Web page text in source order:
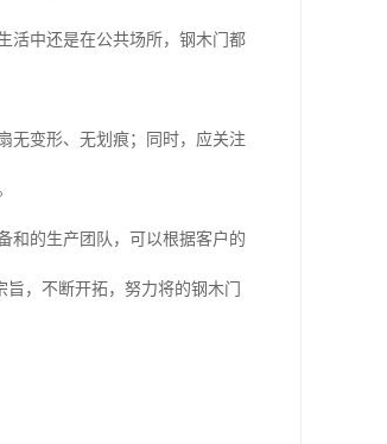
活中还是在公共场所，钢木门都
无变形、无划痕；同时，应关注
和的生产团队，可以根据客户的
，不断开拓，努力将的钢木门